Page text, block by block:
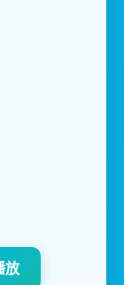
放